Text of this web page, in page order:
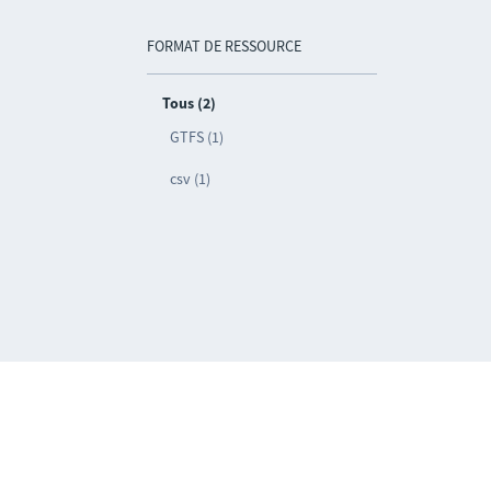
FORMAT DE RESSOURCE
Tous (2)
GTFS (1)
csv (1)